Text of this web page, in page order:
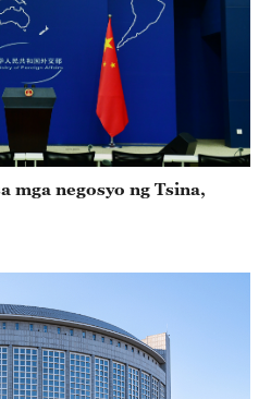
mga negosyo ng Tsina,